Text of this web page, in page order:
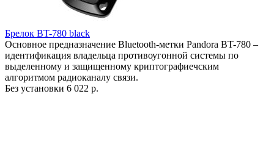
Брелок BT-780 black
Основное предназначение Bluetooth-метки Pandora BT-780 –
идентификация владельца противоугонной системы по
выделенному и защищенному криптографиечским
алгоритмом радиоканалу связи.
Без установки 6 022 р.